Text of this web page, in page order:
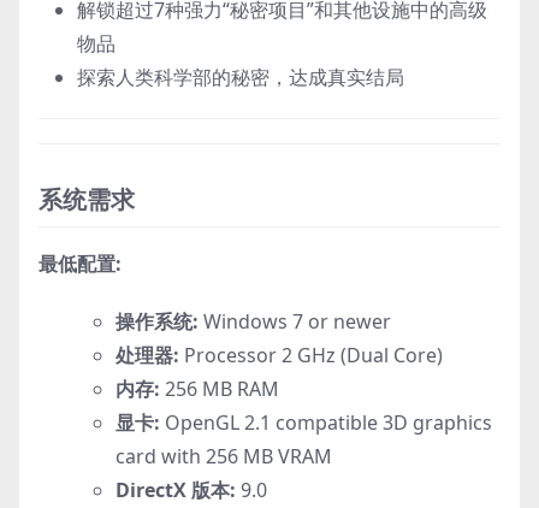
解锁超过7种强力“秘密项目”和其他设施中的高级
物品
探索人类科学部的秘密，达成真实结局
系统需求
最低配置:
操作系统: Windows 7 or newer
处理器: Processor 2 GHz (Dual Core)
内存: 256 MB RAM
显卡: OpenGL 2.1 compatible 3D graphics
card with 256 MB VRAM
DirectX 版本: 9.0